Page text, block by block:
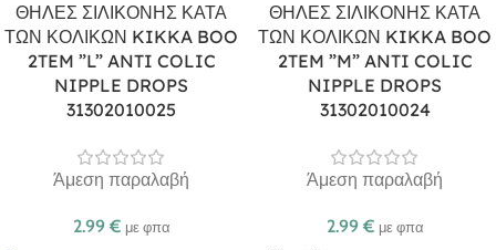
ΘΗΛΕΣ ΣΙΛΙΚΟΝΗΣ ΚΑΤΑ
ΤΩΝ ΚΟΛΙΚΩΝ KIKKA BOO
2TEM ”L” ANTI COLIC
NIPPLE DROPS
31302010025
Άμεση παραλαβή
2.99 € με φπα
ΘΗΛΕΣ ΣΙΛΙΚΟΝΗΣ ΚΑΤΑ
ΤΩΝ ΚΟΛΙΚΩΝ KIKKA BOO
2TEM ”M” ANTI COLIC
NIPPLE DROPS
31302010024
Άμεση παραλαβή
2.99 € με φπα